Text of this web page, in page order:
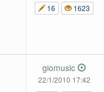
16
1623
giomusic
22/1/2010 17:42